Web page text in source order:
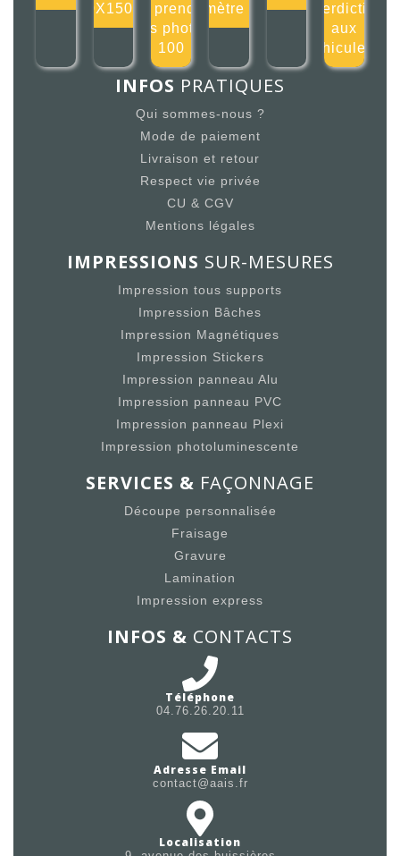
150X150mmde prendre
des photos
100
diamètre 20c
Interdiction
aux
véhicules r
INFOS PRATIQUES
Qui sommes-nous ?
Mode de paiement
Livraison et retour
Respect vie privée
CU & CGV
Mentions légales
IMPRESSIONS SUR-MESURES
Impression tous supports
Impression Bâches
Impression Magnétiques
Impression Stickers
Impression panneau Alu
Impression panneau PVC
Impression panneau Plexi
Impression photoluminescente
SERVICES & FAÇONNAGE
Découpe personnalisée
Fraisage
Gravure
Lamination
Impression express
INFOS & CONTACTS
Téléphone
04.76.26.20.11
Adresse Email
contact@aais.fr
Localisation